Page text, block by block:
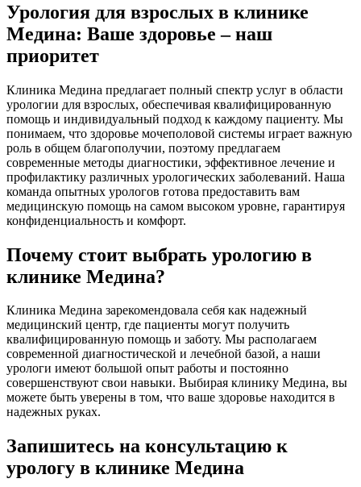
Урология для взрослых в клинике
Медина: Ваше здоровье – наш
приоритет
Клиника Медина предлагает полный спектр услуг в области
урологии для взрослых, обеспечивая квалифицированную
помощь и индивидуальный подход к каждому пациенту. Мы
понимаем, что здоровье мочеполовой системы играет важную
роль в общем благополучии, поэтому предлагаем
современные методы диагностики, эффективное лечение и
профилактику различных урологических заболеваний. Наша
команда опытных урологов готова предоставить вам
медицинскую помощь на самом высоком уровне, гарантируя
конфиденциальность и комфорт.
Почему стоит выбрать урологию в
клинике Медина?
Клиника Медина зарекомендовала себя как надежный
медицинский центр, где пациенты могут получить
квалифицированную помощь и заботу. Мы располагаем
современной диагностической и лечебной базой, а наши
урологи имеют большой опыт работы и постоянно
совершенствуют свои навыки. Выбирая клинику Медина, вы
можете быть уверены в том, что ваше здоровье находится в
надежных руках.
Запишитесь на консультацию к
урологу в клинике Медина